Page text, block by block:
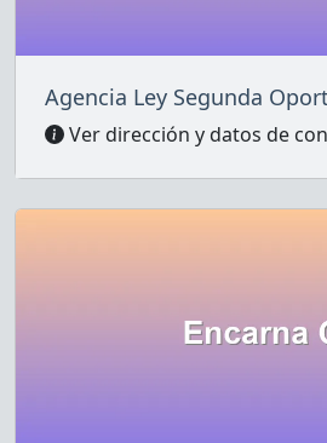
Agencia Ley Segunda
Ver dirección y datos de